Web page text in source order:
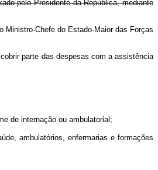
pelo Presidente da República, mediante
Chefe do Estado-Maior das Forças
parte das despesas com a assistência
de internação ou ambulatorial;
ambulatórios, enfermarias e formações